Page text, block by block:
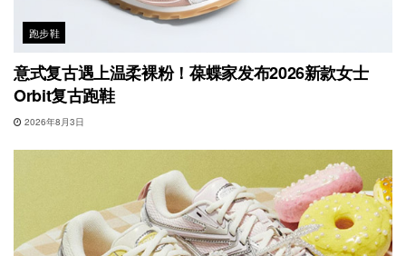
跑步鞋
意式复古遇上温柔裸粉！葆蝶家发布2026新款女士
Orbit复古跑鞋
2026年8月3日